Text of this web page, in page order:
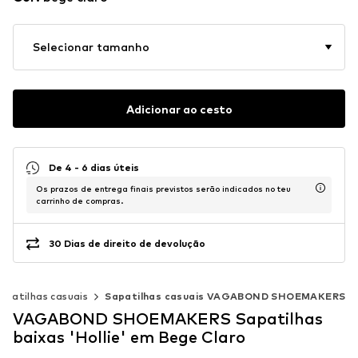
Selecionar tamanho
Adicionar ao cesto
De 4 - 6 dias úteis
Os prazos de entrega finais previstos serão indicados no teu
carrinho de compras.
30 Dias de direito de devolução
casuais Sapatilhas casuais VAGABOND SHOEMAKERS
VAGABOND SHOEMAKERS Sapatilhas
baixas 'Hollie' em Bege Claro